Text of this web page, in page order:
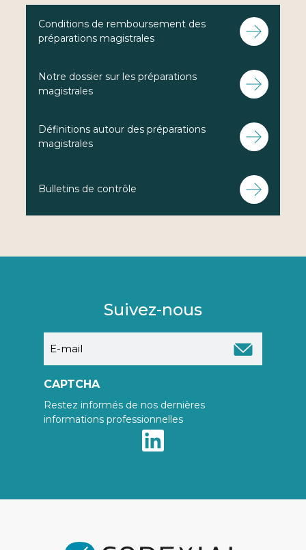
Conditions de remboursement des
préparations magistrales
Notre dossier sur les préparations
magistrales
Définitions autour des préparations
magistrales
Bulletins de contrôle
Suivez-nous
mail
CAPTCHA
Restez informés de nos dernières
informations professionnelles